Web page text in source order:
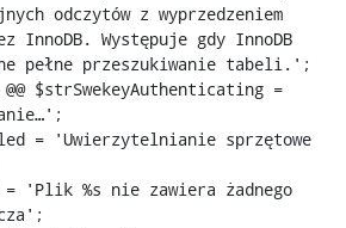
odczytów z wyprzedzeniem
InnoDB. Występuje gdy InnoDB
pełne przeszukiwanie tabeli.';
@@ $strSwekeyAuthenticating =